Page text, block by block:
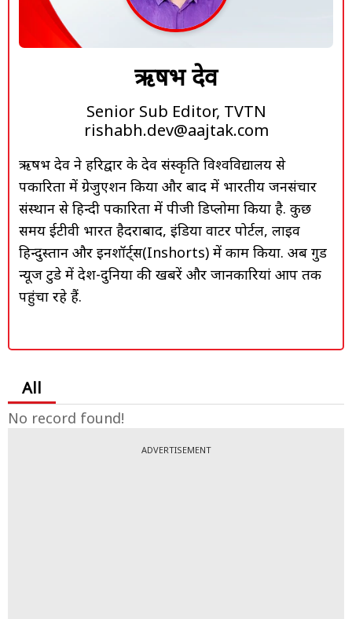
ऋषभ देव
Senior Sub Editor, TVTN
rishabh.dev@aajtak.com
ऋषभ देव ने हरिद्वार के देव संस्कृति विश्वविद्यालय से
पत्रकारिता में ग्रेजुएशन किया और बाद में भारतीय जनसंचार
संस्थान से हिन्दी पत्रकारिता में पीजी डिप्लोमा किया है. कुछ
समय ईटीवी भारत हैदराबाद, इंडिया वाटर पोर्टल, लाइव
हिन्दुस्तान और इनशॉर्ट्स(Inshorts) में काम किया. अब गुड
न्यूज टुडे में देश-दुनिया की खबरें और जानकारियां आप तक
पहुंचा रहे हैं.
All
No record found!
ADVERTISEMENT